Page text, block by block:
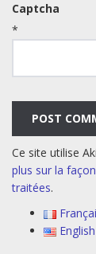
Captcha
*
Ce site utilise
plus sur la
traitées.
English